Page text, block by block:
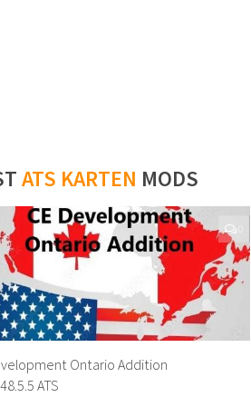
ATS KARTEN MODS
Ontario Addition
ATS